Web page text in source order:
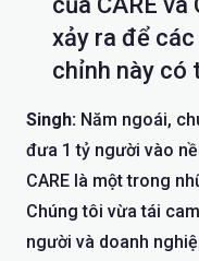
xảy ra để
chỉnh này có
Singh: Năm ngoái,
đưa 1 tỷ người vào
CARE là một trong
Chúng tôi vừa tái
người và doanh